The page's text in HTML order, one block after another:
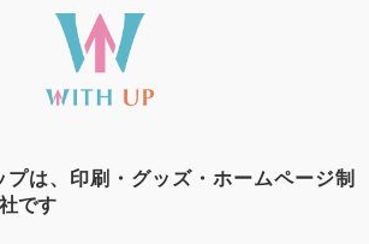
は、印刷・グッズ・ホームページ制
です